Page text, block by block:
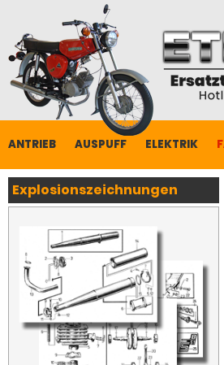
ANTRIEB AUSPUFF ELEKTRIK
Explosionszeichnungen